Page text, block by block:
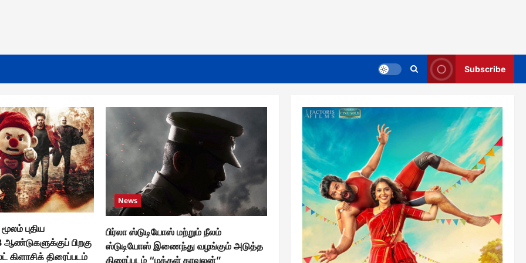
Subscribe
புதிய
ஆண்டுகளுக்குப் பிறகு
கிளாசிக் திரைப்படம்
News
பிர்லா ஸ்டுடியோஸ் மற்றும் நீலம்
ஸ்டுடியோஸ் இணைந்து வழங்கும் அடுத்த
திரைப்படம் “மக்கள் காவலன்”